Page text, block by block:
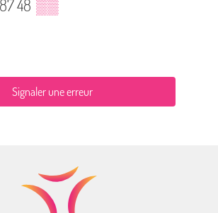
48 ▒▒
Signaler une erreur